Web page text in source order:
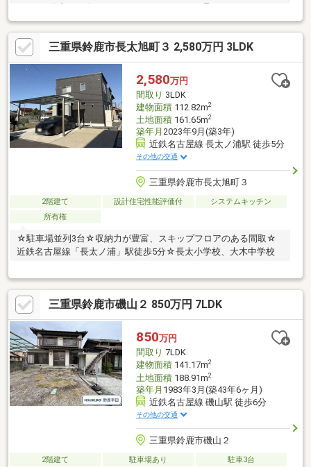
不動産にお任せ下さい！＼＼家具や家電、住宅ローンに組込めま
す／／▼お電話でのご予約、ご質問・お問合せはこちらまで
▼TEL：0120-18-7549【通話無料】ニッカ不動産へ！～空家につ
き即日のご案内も可能！～お気兼ねなくお問合せくださいませ。
住宅ローンやリフォームのご相談も承ります！
三重県鈴鹿市長太旭町３ 2,580万円 3LDK
2,580万円
間取り 3LDK
建物面積112.82m2
土地面積161.65m2
築年月 2023年9月(築3年)
近鉄名古屋線 長太ノ浦駅 徒歩5分
その他の交通
三重県鈴鹿市長太旭町３
2階建て 設計住宅性能評価付
システムキッチン
所有権
☆駐車場並列3台☆収納力が豊富、スキップフロアのある間取☆
近鉄名古屋線「長太ノ浦」駅徒歩5分☆長太小学校、大木中学校
三重県鈴鹿市磯山２ 850万円 7LDK
850万円
間取り 7LDK
建物面積141.17m2
土地面積188.91m2
築年月 1983年3月(築43年6ヶ月)
近鉄名古屋線 磯山駅 徒歩6分
その他の交通
三重県鈴鹿市磯山２
2階建て 駐車場あり
駐車3台